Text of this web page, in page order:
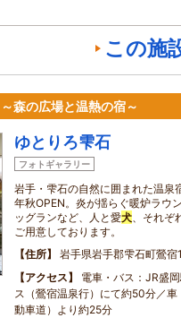
この施
森の広場と温熱の宿～
ゆとりろ雫石
フォトギャラリー
岩手・雫石の自然に囲まれた温泉
年秋OPEN。炎が揺らぐ暖炉ラウ
ッグランなど、人と愛犬、それぞ
ご用意しております。
住所
岩手県岩手郡雫石町鶯宿
アクセス
電車・バス：JR盛
ス（鶯宿温泉行）にて約50分／
動車道）より約25分